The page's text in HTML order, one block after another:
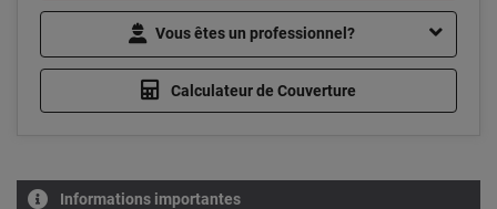
Vous êtes un professionnel?
Calculateur de Couverture
Informations importantes